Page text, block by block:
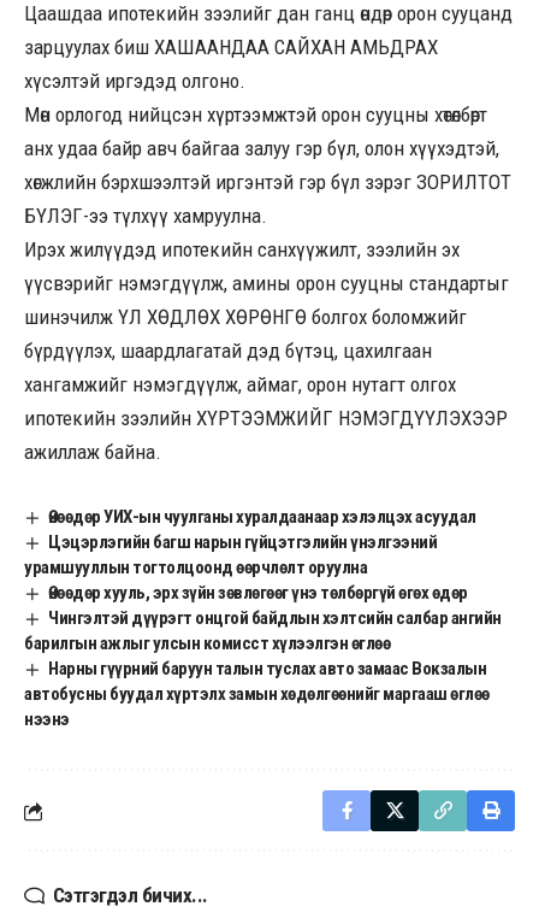
Цаашдаа ипотекийн зээлийг дан ганц өндөр орон сууцанд
зарцуулах биш ХАШААНДАА САЙХАН АМЬДРАХ
хүсэлтэй иргэдэд олгоно.
Мөн орлогод нийцсэн хүртээмжтэй орон сууцны хөтөлбөрт
анх удаа байр авч байгаа залуу гэр бүл, олон хүүхэдтэй,
хөгжлийн бэрхшээлтэй иргэнтэй гэр бүл зэрэг ЗОРИЛТОТ
БҮЛЭГ-ээ түлхүү хамруулна.
Ирэх жилүүдэд ипотекийн санхүүжилт, зээлийн эх
үүсвэрийг нэмэгдүүлж, амины орон сууцны стандартыг
шинэчилж ҮЛ ХӨДЛӨХ ХӨРӨНГӨ болгох боломжийг
бүрдүүлэх, шаардлагатай дэд бүтэц, цахилгаан
хангамжийг нэмэгдүүлж, аймаг, орон нутагт олгох
ипотекийн зээлийн ХҮРТЭЭМЖИЙГ НЭМЭГДҮҮЛЭХЭЭР
ажиллаж байна.
Өнөөдөр УИХ-ын чуулганы хуралдаанаар хэлэлцэх асуудал
Цэцэрлэгийн багш нарын гүйцэтгэлийн үнэлгээний
урамшууллын тогтолцоонд өөрчлөлт оруулна
Өнөөдөр хууль, эрх зүйн зөвлөгөөг үнэ төлбөргүй өгөх өдөр
Чингэлтэй дүүрэгт онцгой байдлын хэлтсийн салбар ангийн
барилгын ажлыг улсын комисст хүлээлгэн өглөө
Нарны гүүрний баруун талын туслах авто замаас Вокзалын
автобусны буудал хүртэлх замын хөдөлгөөнийг маргааш өглөө
нээнэ
Сэтгэгдэл бичих...